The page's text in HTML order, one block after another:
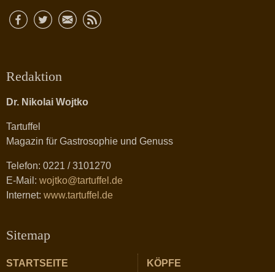
Redaktion
Dr. Nikolai Wojtko
Tartuffel
Magazin für Gastrosophie und Genuss
Telefon: 0221 / 3101270
E-Mail: wojtko@tartuffel.de
Internet: www.tartuffel.de
Sitemap
STARTSEITE KÖPFE